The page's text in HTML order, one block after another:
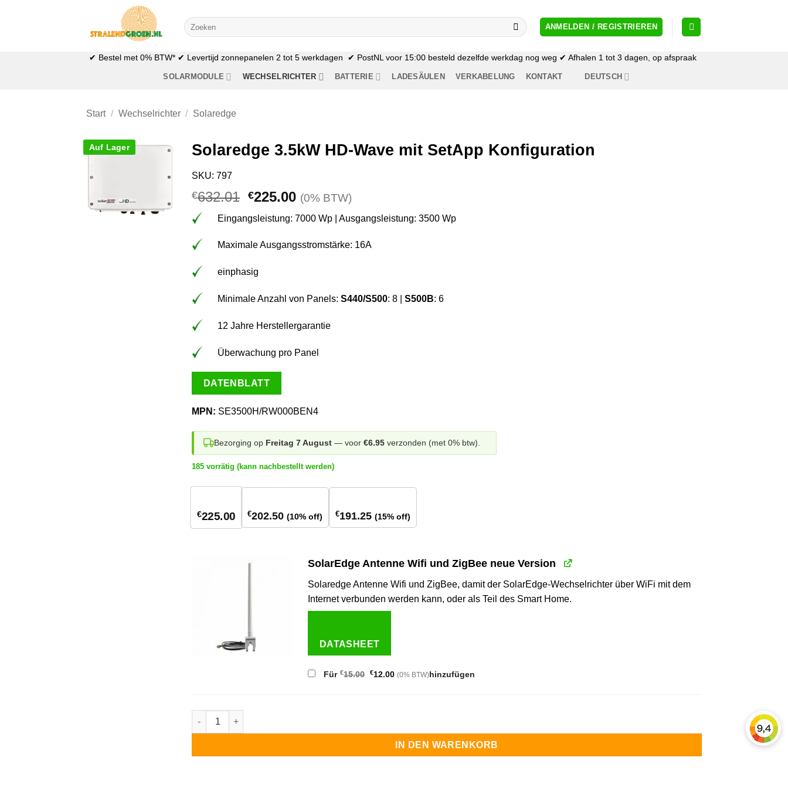
Suchen
nach:
ANMELDEN / REGISTRIEREN
✔ Bestel met 0% BTW* ✔ Levertijd zonnepanelen 2 tot 5 werkdagen ✔ PostNL voor 15:00 besteld dezelfde werkdag nog weg ✔ Afhalen 1 tot 3 dagen, op afspraak
SOLARMODULE WECHSELRICHTER BATTERIE LADESÄULEN VERKABELUNG KONTAKT DEUTSCH
Start / Wechselrichter / Solaredge
Auf Lager Solaredge 3.5kW HD-Wave mit SetApp Konfiguration
SKU: 797
€632.01 Ursprünglicher
war:
€632.01
€225.00Aktueller
ist:
€225.00.
(0% BTW)
Eingangsleistung: 7000 Wp | Ausgangsleistung: 3500 Wp
Maximale Ausgangsstromstärke: 16A
einphasig
Minimale Anzahl von Panels: S440/S500: 8 | S500B: 6
12 Jahre Herstellergarantie
Überwachung pro Panel
DATENBLATT
MPN: SE3500H/RW000BEN4
Bezorging op Freitag 7 August — voor €6.95 verzonden (met 0% btw).
185 vorrätig (kann nachbestellt werden)
€225.00 €202.50 (10% off) €191.25 (15% off)
SolarEdge Antenne Wifi und ZigBee neue Version
Solaredge Antenne Wifi und ZigBee, damit der SolarEdge-Wechselrichter über WiFi mit dem
Internet verbunden werden kann, oder als Teil des Smart Home.
DATASHEET
Für €15.00 Ursprünglicher
€12.00Aktueller
Preis
(0% BTW)hinzufügen
Solaredge 3.5kW HD-Wave mit SetApp Konfiguration Menge
IN DEN WARENKORB